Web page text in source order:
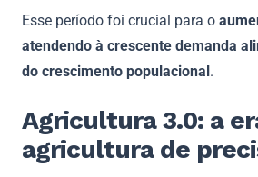
Esse período foi crucial para o
atendendo à crescente demanda
do crescimento populacional.
Agricultura 3.0: a
agricultura de